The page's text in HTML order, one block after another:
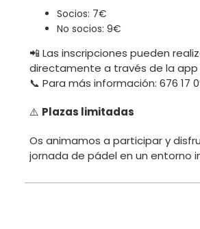
Socios: 7€
No socios: 9€
📲 Las inscripciones pueden
directamente a través de la app
📞 Para más información: 676 17
⚠️ Plazas limitadas
Os animamos a participar y
jornada de pádel en un entorno